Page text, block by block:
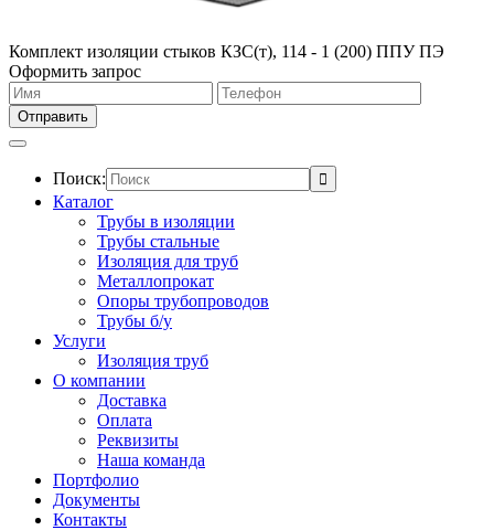
Комплект изоляции стыков КЗС(т), 114 - 1 (200) ППУ ПЭ
Оформить запрос
Поиск:
Каталог
Трубы в изоляции
Трубы стальные
Изоляция для труб
Металлопрокат
Опоры трубопроводов
Трубы б/у
Услуги
Изоляция труб
О компании
Доставка
Оплата
Реквизиты
Наша команда
Портфолио
Документы
Контакты